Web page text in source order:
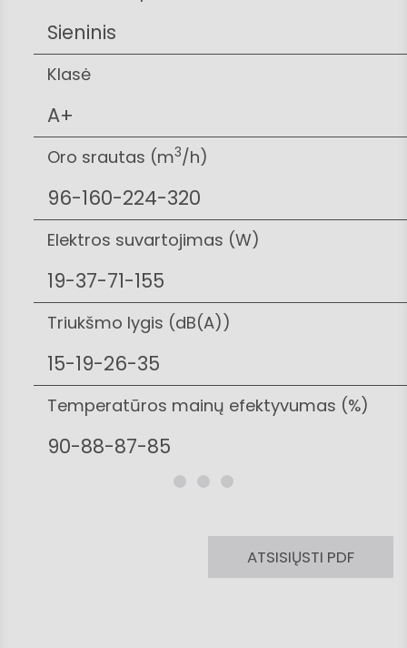
Sieninis
Klasė
A+
Oro srautas (m3/h)
96-160-224-320
Elektros suvartojimas (W)
19-37-71-155
Triukšmo lygis (dB(A))
15-19-26-35
Temperatūros mainų efektyvumas (%)
90-88-87-85
ATSISIŲSTI PDF